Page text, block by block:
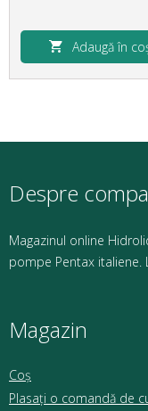
Adaugă în
Despre
Magazinul online
pompe Pentax italiene.
Magazin
Coș
Plasați o comandă de